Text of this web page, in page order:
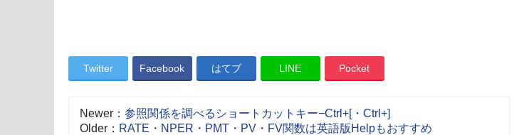
Twitter Facebook はてブ LINE Pocket
Newer： 参照関係を調べるショートカットキー−Ctrl+[・Ctrl+]
Older： RATE・NPER・PMT・PV・FV関数は英語版Helpもおすすめ